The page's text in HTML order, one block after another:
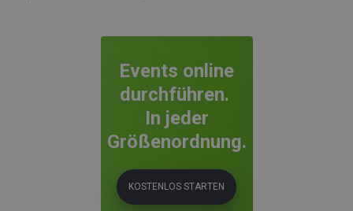
Events online
durchführen.
In jeder
Größenordnung.
KOSTENLOS STARTEN